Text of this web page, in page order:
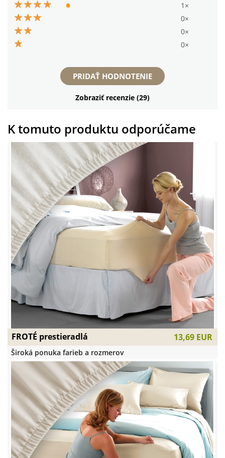
1×
0×
0×
0×
PRIDAŤ HODNOTENIE
Zobraziť recenzie (29)
FROTÉ prestieradlá 13,69 EUR
Široká ponuka farieb a rozmerov
K tomuto produktu odporúčame